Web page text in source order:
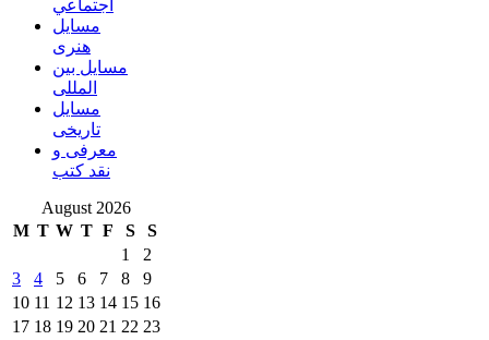
اجتماعي
مسايل
هنری
مسایل بین
المللی
مسایل
تاریخی
معرفی و
نقد کتب
August 2026
M T W T F S
S
1
2
3
4 5 6 7 8
9
10 11 12 13 14 15 16
17 18 19 20 21 22 23